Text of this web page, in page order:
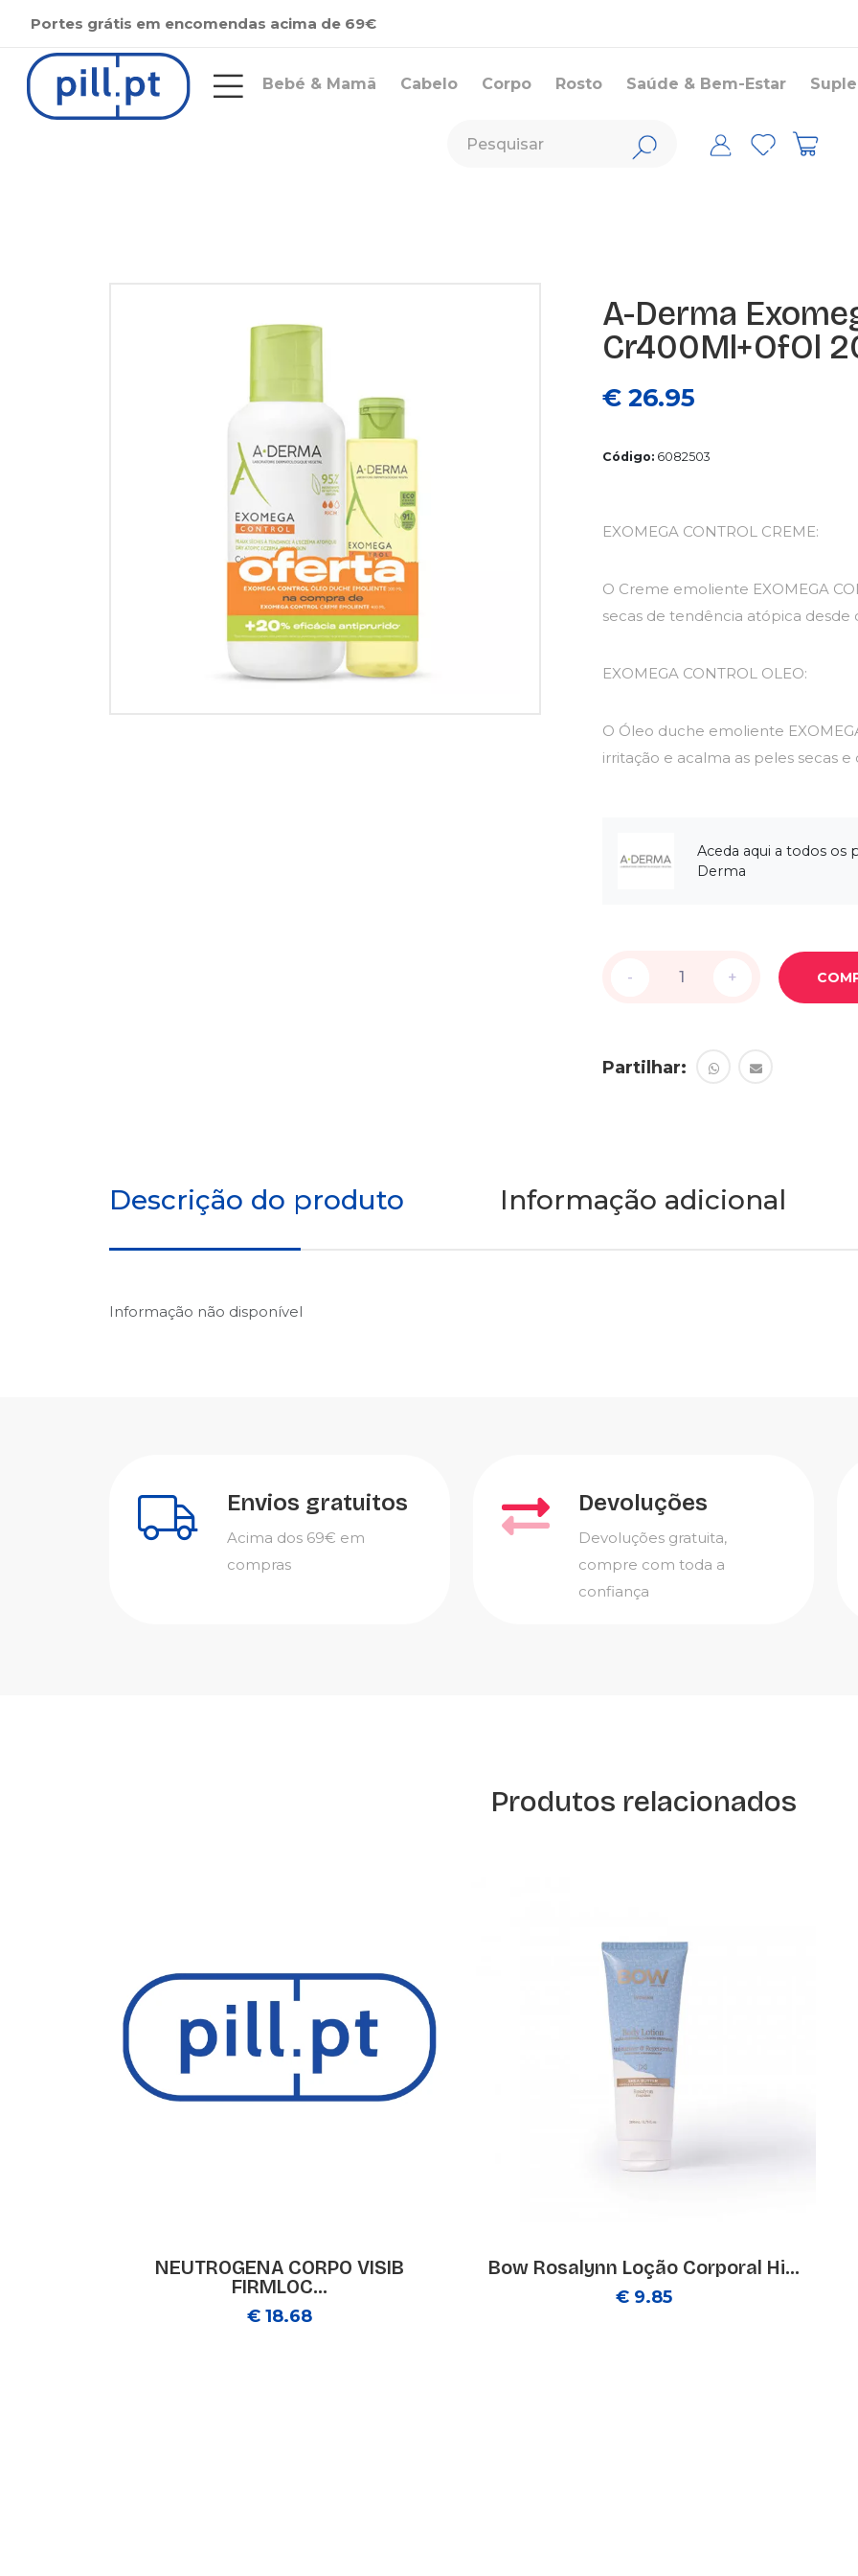
Portes grátis em encomendas acima de 69€
Bebé & Mamã Cabelo Corpo Rosto Saúde & Bem-Estar
A-Derma
Cr400Ml+OfOl
€ 26.95
Código: 6082503
EXOMEGA CONTROL CREME:
O Creme emoliente EXOMEGA
secas de tendência atópica desde
EXOMEGA CONTROL OLEO:
O Óleo duche emoliente
irritação e acalma as peles secas
Aceda aqui a todos os
Derma
- +
- +
Partilhar:
Descrição do produto Informação adicional
Informação não disponível
Envios gratuitos
Acima dos 69€ em
compras
Devoluções
Devoluções gratuita,
compre com toda a
confiança
Produtos relacionados
NEUTROGENA CORPO VISIB
FIRMLOC...
€ 18.68
Bow Rosalynn Loção Corporal Hi...
€ 9.85